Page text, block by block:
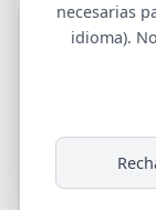
necesarias
idioma).